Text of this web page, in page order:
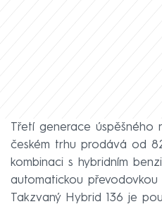
Třetí generace úspěšného
českém trhu prodává od
kombinaci s hybridním
automatickou
Takzvaný Hybrid 136 je